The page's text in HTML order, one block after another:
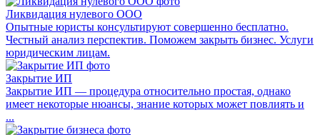
Ликвидация нулевого ООО
Опытные юристы консультируют совершенно бесплатно.
Честный анализ перспектив. Поможем закрыть бизнес. Услуги
юридическим лицам.
Закрытие ИП
Закрытие ИП — процедура относительно простая, однако
имеет некоторые нюансы, знание которых может повлиять и
...